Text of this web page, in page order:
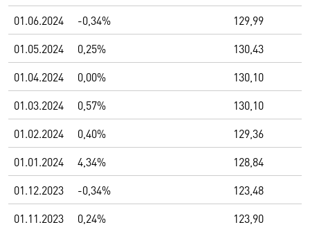
01.06.2024
-0,34%
129,99
01.05.2024
0,25%
130,43
01.04.2024
0,00%
130,10
01.03.2024
0,57%
130,10
01.02.2024
0,40%
129,36
01.01.2024
4,34%
128,84
01.12.2023
-0,34%
123,48
01.11.2023
0,24%
123,90